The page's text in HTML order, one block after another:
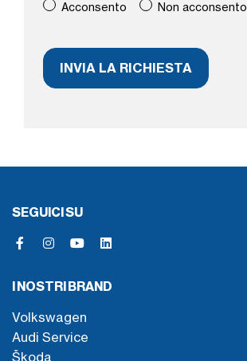
Acconsento Non acconsento
SEGUICI SU
I NOSTRI BRAND
Volkswagen
Audi Service
Škoda